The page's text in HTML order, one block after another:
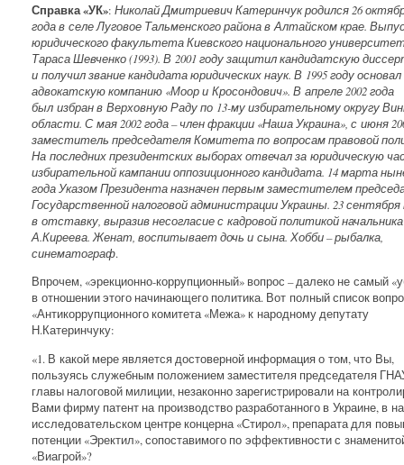
Справка «УК»: Николай Дмитриевич Катеринчук родился 26
года в селе Луговое Тальменского района в Алтайском крае.
юридического факультета Киевского национального
Тараса Шевченко (1993). В 2001 году защитил кандидатскую
и получил звание кандидата юридических наук. В 1995 году основал
адвокатскую компанию «Моор и Кросондович». В апреле 2002 года
был избран в Верховную Раду по 13-му избирательному округу
области. С мая 2002 года – член фракции «Наша Украина», с июня
заместитель председателя Комитета по вопросам правовой
На последних президентских выборах отвечал за юридическую
избирательной кампании оппозиционного кандидата. 14 марта
года Указом Президента назначен первым заместителем
Государственной налоговой администрации Украины. 23 сентября
в отставку, выразив несогласие с кадровой политикой
А.Киреева. Женат, воспитывает дочь и сына. Хобби – рыбалка,
синематограф.
Впрочем, «эрекционно-коррупционный» вопрос – далеко не самый
в отношении этого начинающего политика. Вот полный список
«Антикоррупционного комитета «Межа» к народному депутату
Н.Катеринчуку:
«1. В какой мере является достоверной информация о том, что Вы,
пользуясь служебным положением заместителя председателя
главы налоговой милиции, незаконно зарегистрировали на
Вами фирму патент на производство разработанного в Украине, в
исследовательском центре концерна «Стирол», препарата для
потенции «Эректил», сопоставимого по эффективности с
«Виагрой»?